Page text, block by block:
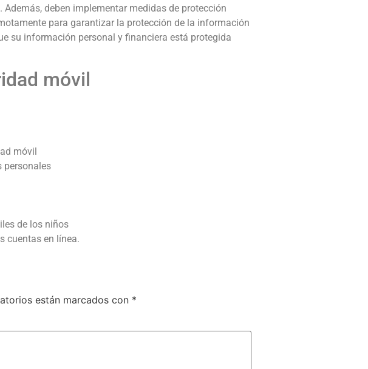
deben implementar medidas de protección
para garantizar la protección de la información
su información personal y financiera está protegida
móvil
móvil
personales
de los niños
cuentas en línea.
están marcados con *